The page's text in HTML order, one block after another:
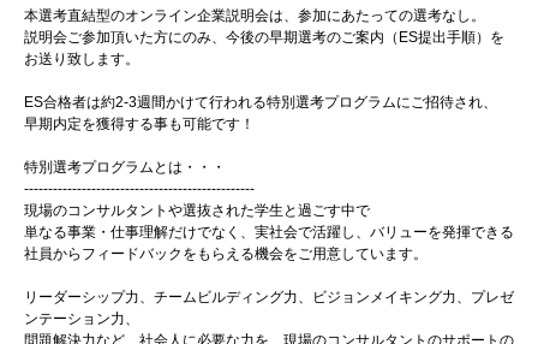
本選考直結型のオンライン企業説明会は、参加にあたっての選考なし。
説明会ご参加頂いた方にのみ、今後の早期選考のご案内（ES提出手順）を
お送り致します。
ES合格者は約2-3週間かけて行われる特別選考プログラムにご招待され、
早期内定を獲得する事も可能です！
特別選考プログラムとは・・・
------------------------------------------------
現場のコンサルタントや選抜された学生と過ごす中で
単なる事業・仕事理解だけでなく、実社会で活躍し、バリューを発揮できる
社員からフィードバックをもらえる機会をご用意しています。
リーダーシップ力、チームビルディング力、ビジョンメイキング力、プレゼ
ンテーション力、
問題解決力など、社会人に必要な力を、現場のコンサルタントのサポートの